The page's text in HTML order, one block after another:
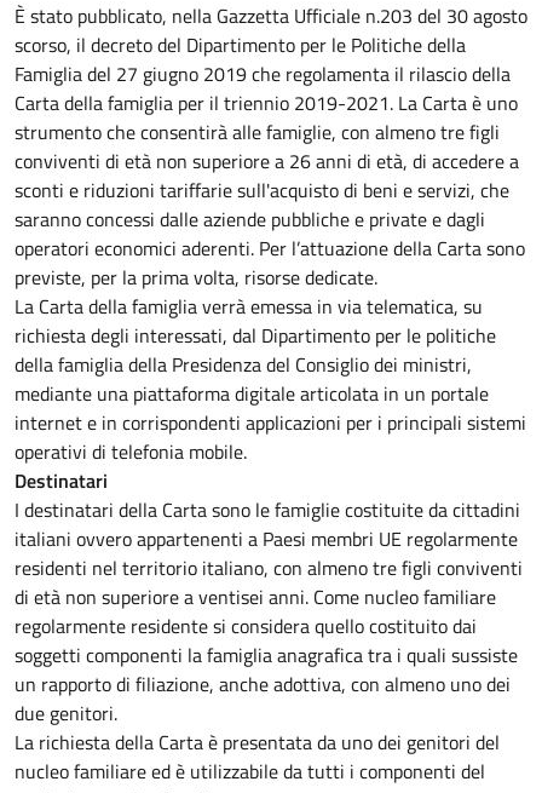
È stato pubblicato, nella Gazzetta Ufficiale n.203 del 30 agosto
scorso, il decreto del Dipartimento per le Politiche della
Famiglia del 27 giugno 2019 che regolamenta il rilascio della
Carta della famiglia per il triennio 2019-2021. La Carta è uno
strumento che consentirà alle famiglie, con almeno tre figli
conviventi di età non superiore a 26 anni di età, di accedere a
sconti e riduzioni tariffarie sull'acquisto di beni e servizi, che
saranno concessi dalle aziende pubbliche e private e dagli
operatori economici aderenti. Per l’attuazione della Carta sono
previste, per la prima volta, risorse dedicate.
La Carta della famiglia verrà emessa in via telematica, su
richiesta degli interessati, dal Dipartimento per le politiche
della famiglia della Presidenza del Consiglio dei ministri,
mediante una piattaforma digitale articolata in un portale
internet e in corrispondenti applicazioni per i principali sistemi
operativi di telefonia mobile.
Destinatari
I destinatari della Carta sono le famiglie costituite da cittadini
italiani ovvero appartenenti a Paesi membri UE regolarmente
residenti nel territorio italiano, con almeno tre figli conviventi
di età non superiore a ventisei anni. Come nucleo familiare
regolarmente residente si considera quello costituito dai
soggetti componenti la famiglia anagrafica tra i quali sussiste
un rapporto di filiazione, anche adottiva, con almeno uno dei
due genitori.
La richiesta della Carta è presentata da uno dei genitori del
nucleo familiare ed è utilizzabile da tutti i componenti del